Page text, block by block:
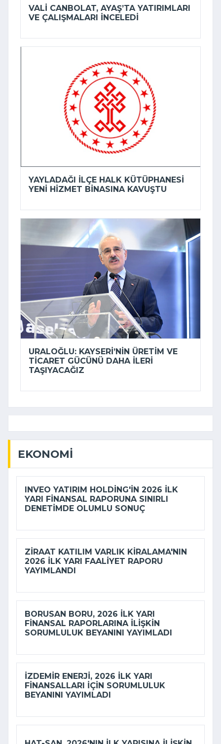
VALI CANBOLAT, AYAŞ’TA YATIRIMLARI
VE ÇALIŞMALARI INCELEDI
YAYLADAĞI İLÇE HALK KÜTÜPHANESI
YENI HIZMET BINASINA KAVUŞTU
URALOĞLU: KAYSERI’NIN ÜRETIM VE
TICARET GÜCÜNÜ DAHA ILERI
TAŞIYACAĞIZ
EKONOMI
INVEO YATIRIM HOLDING'IN 2026 ILK
YARI FINANSAL RAPORUNA SINIRLI
DENETIMDE OLUMLU SONUÇ
ZIRAAT KATILIM VARLIK KIRALAMA'NIN
2026 ILK YARI FAALIYET RAPORU
YAYIMLANDI
BORUSAN BORU, 2026 ILK YARI
FINANSAL RAPORLARINA ILIŞKIN
SORUMLULUK BEYANINI YAYIMLADI
İZDEMİR ENERJI, 2026 ILK YARI
FINANSALLARI IÇIN SORUMLULUK
BEYANINI YAYIMLADI